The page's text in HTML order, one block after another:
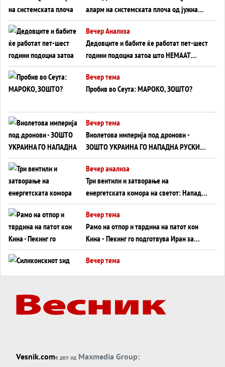
аларм на системската плоча од јужна
Германија до Црното Море...
Вечер Анализа
Дедовците и бабите ќе работат пет-шест
години подоцна затоа што НЕМААТ
ВНУЦИ ДА ГИ ЗАМЕНАТ
Вечер тема
Пробив во Сеута: МАРОКО, ЗОШТО?
Вечер тема
Виолетова империја под дронови -
ЗОШТО УКРАИНА ГО НАПАДНА РУСКИОТ
WILDBERRIES
Вечер анализа
Три вентили и затворање на
енергетската комора на светот: Нападот
во Суец најавува глобален енергетски
инфаркт?
Вечер тема
Рамо на отпор и тврдина на патот кон
Кина - Пекинг го подготвува Иран за
американска копнена инвазија
Вечер тема
Вечер тема
Вечер тема
ДЛАБОКО УДОЛУ: Сметководствените
Vesnik.comе дел од Maxmedia Group: